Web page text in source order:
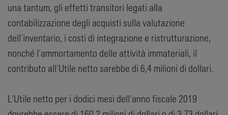
una tantum, gli effetti transitori legati alla
contabilizzazione degli acquisti sulla valutazione
dell'inventario, i costi di integrazione e ristrutturazione,
nonché l'ammortamento delle attività immateriali, il
contributo all'Utile netto sarebbe di 6,4 milioni di dollari.
L'Utile netto per i dodici mesi dell'anno fiscale 2019